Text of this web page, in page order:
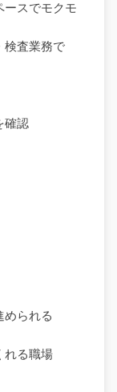
ースでモクモ
検査業務で
確認
められる
れる職場